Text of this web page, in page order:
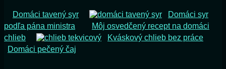
Domáci tavený syr
Domáci syr
podľa pána ministra
Môj osvedčený recept na domáci
chlieb
Kváskový chlieb bez práce
Domáci pečený čaj